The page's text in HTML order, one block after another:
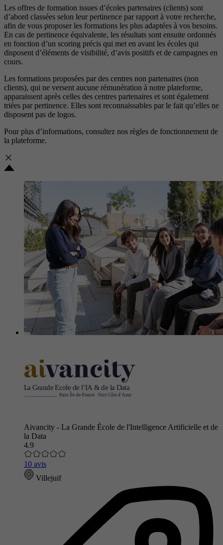
Les offres de formation issues d’écoles partenaires (clients) sont
d’abord classées selon leur pertinence par rapport à votre recherche,
afin de vous proposer les formations les plus adaptées à vos besoins.
En cas de pertinence équivalente, les résultats sont ensuite ordonnés
en fonction d’un scoring précis qui met en avant les écoles qui
disposent d’éléments de visibilité, d’avis positifs et de campagnes en
cours.
Les formations proposées par des centres non partenaires (non
clients), qui ne versent aucune rémunération à notre plateforme,
apparaissent après celles des centres partenaires et sont également
triées par pertinence. Elles sont reconnaissables par le fait qu’elles ne
disposent pas de logos.
Pour plus d’informations, consultez nos règles de fonctionnement de
la plateforme.
Aivancity - La Grande École de l'Intelligence Artificielle et de
la Data
4.9
10 avis
Villejuif